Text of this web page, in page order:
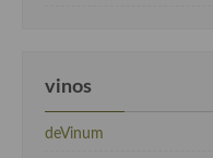
vinos
deVinum